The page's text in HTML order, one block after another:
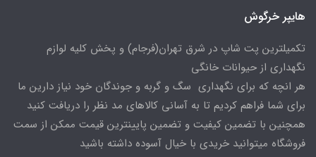
هایپر خرگوش
تکمیلترین پت شاپ در شرق تهران(فرجام) و پخش کلیه لوازم
نگهداری از حیوانات خانگی
هر انچه که برای نگهداری سگ و گربه و جوندگان خود نیاز دارین ما
برای شما فراهم کردیم تا به آسانی کالاهای مد نظر را دریافت کنید
همچنین با تضمین کیفیت و تضمین پایینترین قیمت ممکن از سمت
فروشگاه میتوانید خریدی با خیال آسوده داشته باشید